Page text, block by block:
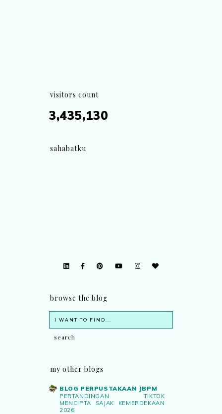
visitors count
3,435,130
sahabatku
browse the blog
my other blogs
BLOG PERPUSTAKAAN JBPM
PERTANDINGAN TIKTOK
MENCIPTA SAJAK KEMERDEKAAN
2026